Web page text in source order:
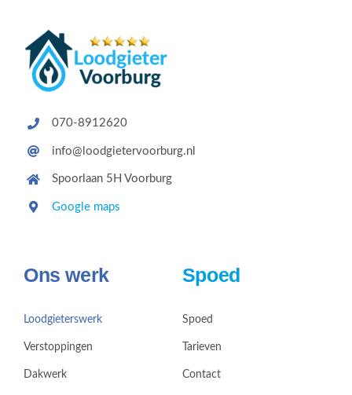
070-8912620
info@loodgietervoorburg.nl
Spoorlaan 5H Voorburg
Google maps
Ons werk
Loodgieterswerk
Verstoppingen
Dakwerk
Spoed
Spoed
Tarieven
Contact